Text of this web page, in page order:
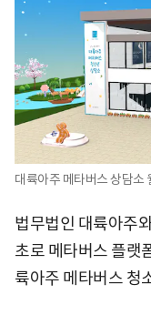
대륙아주 메타버스 상담소
법무법인 대륙아주
초로 메타버스 플랫
륙아주 메타버스 청